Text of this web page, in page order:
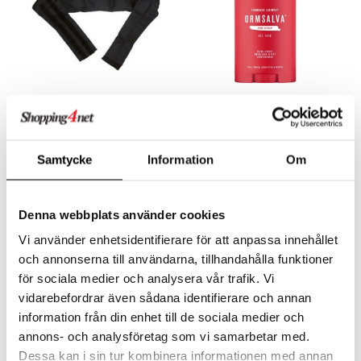
Samtycke Information Om
Denna webbplats använder cookies
Vi använder enhetsidentifierare för att anpassa innehållet
och annonserna till användarna, tillhandahålla funktioner
för sociala medier och analysera vår trafik. Vi
vidarebefordrar även sådana identifierare och annan
information från din enhet till de sociala medier och
annons- och analysföretag som vi samarbetar med.
Dessa kan i sin tur kombinera informationen med annan
Lundmyr Vetebälte Svart
Ainutlaatuinen vehnävyö kipua ja särkyä vastaan. Pysyy paikallaan ja tarjoaa sydämellistä helpotusta.
Ormsalva Fire Stick
Voimakas linimentti